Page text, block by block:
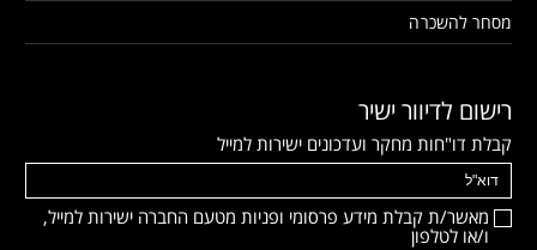
מסחר להשכרה
רישום לדיוור ישיר
קבלת דו"חות מחקר ועדכונים ישירות למייל
מאשר/ת קבלת מידע פרסומי ופניות מטעם החברה ישירות למייל,
ו/או לטלפון